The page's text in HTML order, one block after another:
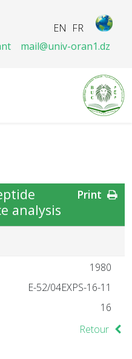
FR
EN
mail@univ-oran1.dz
analysis
1980
16-11-E-52/04EXPS
16
Retour